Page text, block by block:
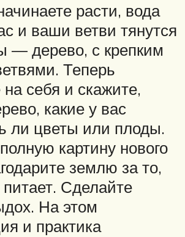
расти, вода
и ваши ветви тянутся
— дерево, с крепким
Теперь
себя и скажите,
какие у вас
ли цветы или плоды.
картину нового
землю за то,
Сделайте
На этом
и практика